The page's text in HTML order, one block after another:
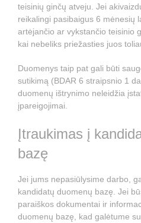
teisinių ginčų atveju. Jei
reikalingi pasibaigus 6 mėnesių
artėjančio ar vykstančio teisinio
kai nebeliks priežasties juos
Duomenys taip pat gali būti
sutikimą (BDAR 6 straipsnio 1
duomenų ištrynimo neleidžia
įpareigojimai.
Įtraukimas į
bazę
Jei jums nepasiūlysime darbo,
kandidatų duomenų bazę. Jei
paraiškos dokumentai ir
duomenų bazę, kad galėtume